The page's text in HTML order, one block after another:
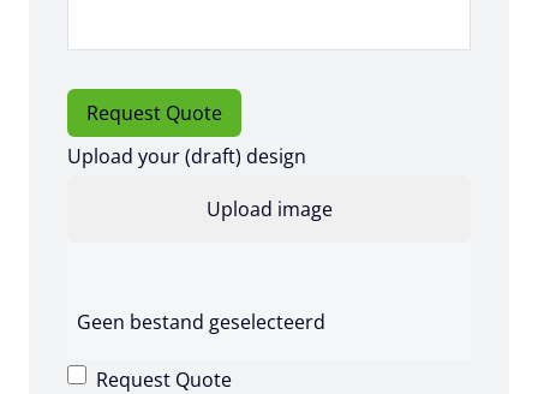
Request Quote
Upload your (draft) design
Geen bestand geselecteerd
Request Quote